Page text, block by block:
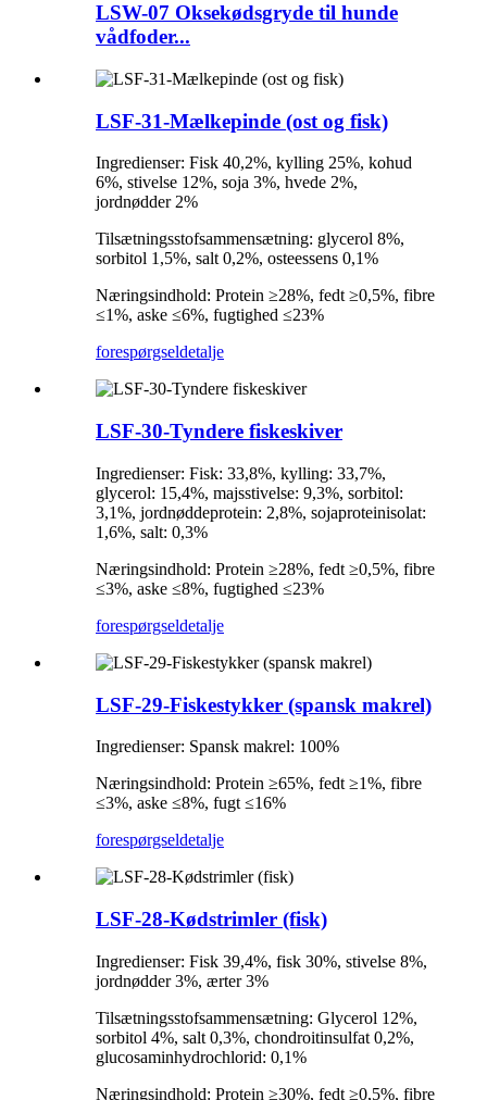
LSW-07 Oksekødsgryde til hunde
vådfoder...
LSF-31-Mælkepinde (ost og fisk)
Ingredienser: Fisk 40,2%, kylling 25%, kohud
6%, stivelse 12%, soja 3%, hvede 2%,
jordnødder 2%
Tilsætningsstofsammensætning: glycerol 8%,
sorbitol 1,5%, salt 0,2%, osteessens 0,1%
Næringsindhold: Protein ≥28%, fedt ≥0,5%, fibre
≤1%, aske ≤6%, fugtighed ≤23%
forespørgseldetalje
LSF-30-Tyndere fiskeskiver
Ingredienser: Fisk: 33,8%, kylling: 33,7%,
glycerol: 15,4%, majsstivelse: 9,3%, sorbitol:
3,1%, jordnøddeprotein: 2,8%, sojaproteinisolat:
1,6%, salt: 0,3%
Næringsindhold: Protein ≥28%, fedt ≥0,5%, fibre
≤3%, aske ≤8%, fugtighed ≤23%
forespørgseldetalje
LSF-29-Fiskestykker (spansk makrel)
Ingredienser: Spansk makrel: 100%
Næringsindhold: Protein ≥65%, fedt ≥1%, fibre
≤3%, aske ≤8%, fugt ≤16%
forespørgseldetalje
LSF-28-Kødstrimler (fisk)
Ingredienser: Fisk 39,4%, fisk 30%, stivelse 8%,
jordnødder 3%, ærter 3%
Tilsætningsstofsammensætning: Glycerol 12%,
sorbitol 4%, salt 0,3%, chondroitinsulfat 0,2%,
glucosaminhydrochlorid: 0,1%
Næringsindhold: Protein ≥30%, fedt ≥0,5%, fibre